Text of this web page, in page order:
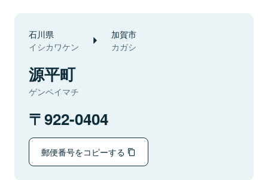
石川県
イシカワケン
加賀市
カガシ
源平町
ゲンペイマチ
922-0404
郵便番号をコピーする